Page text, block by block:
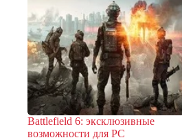
Battlefield 6: эксклюзивные
возможности для PC